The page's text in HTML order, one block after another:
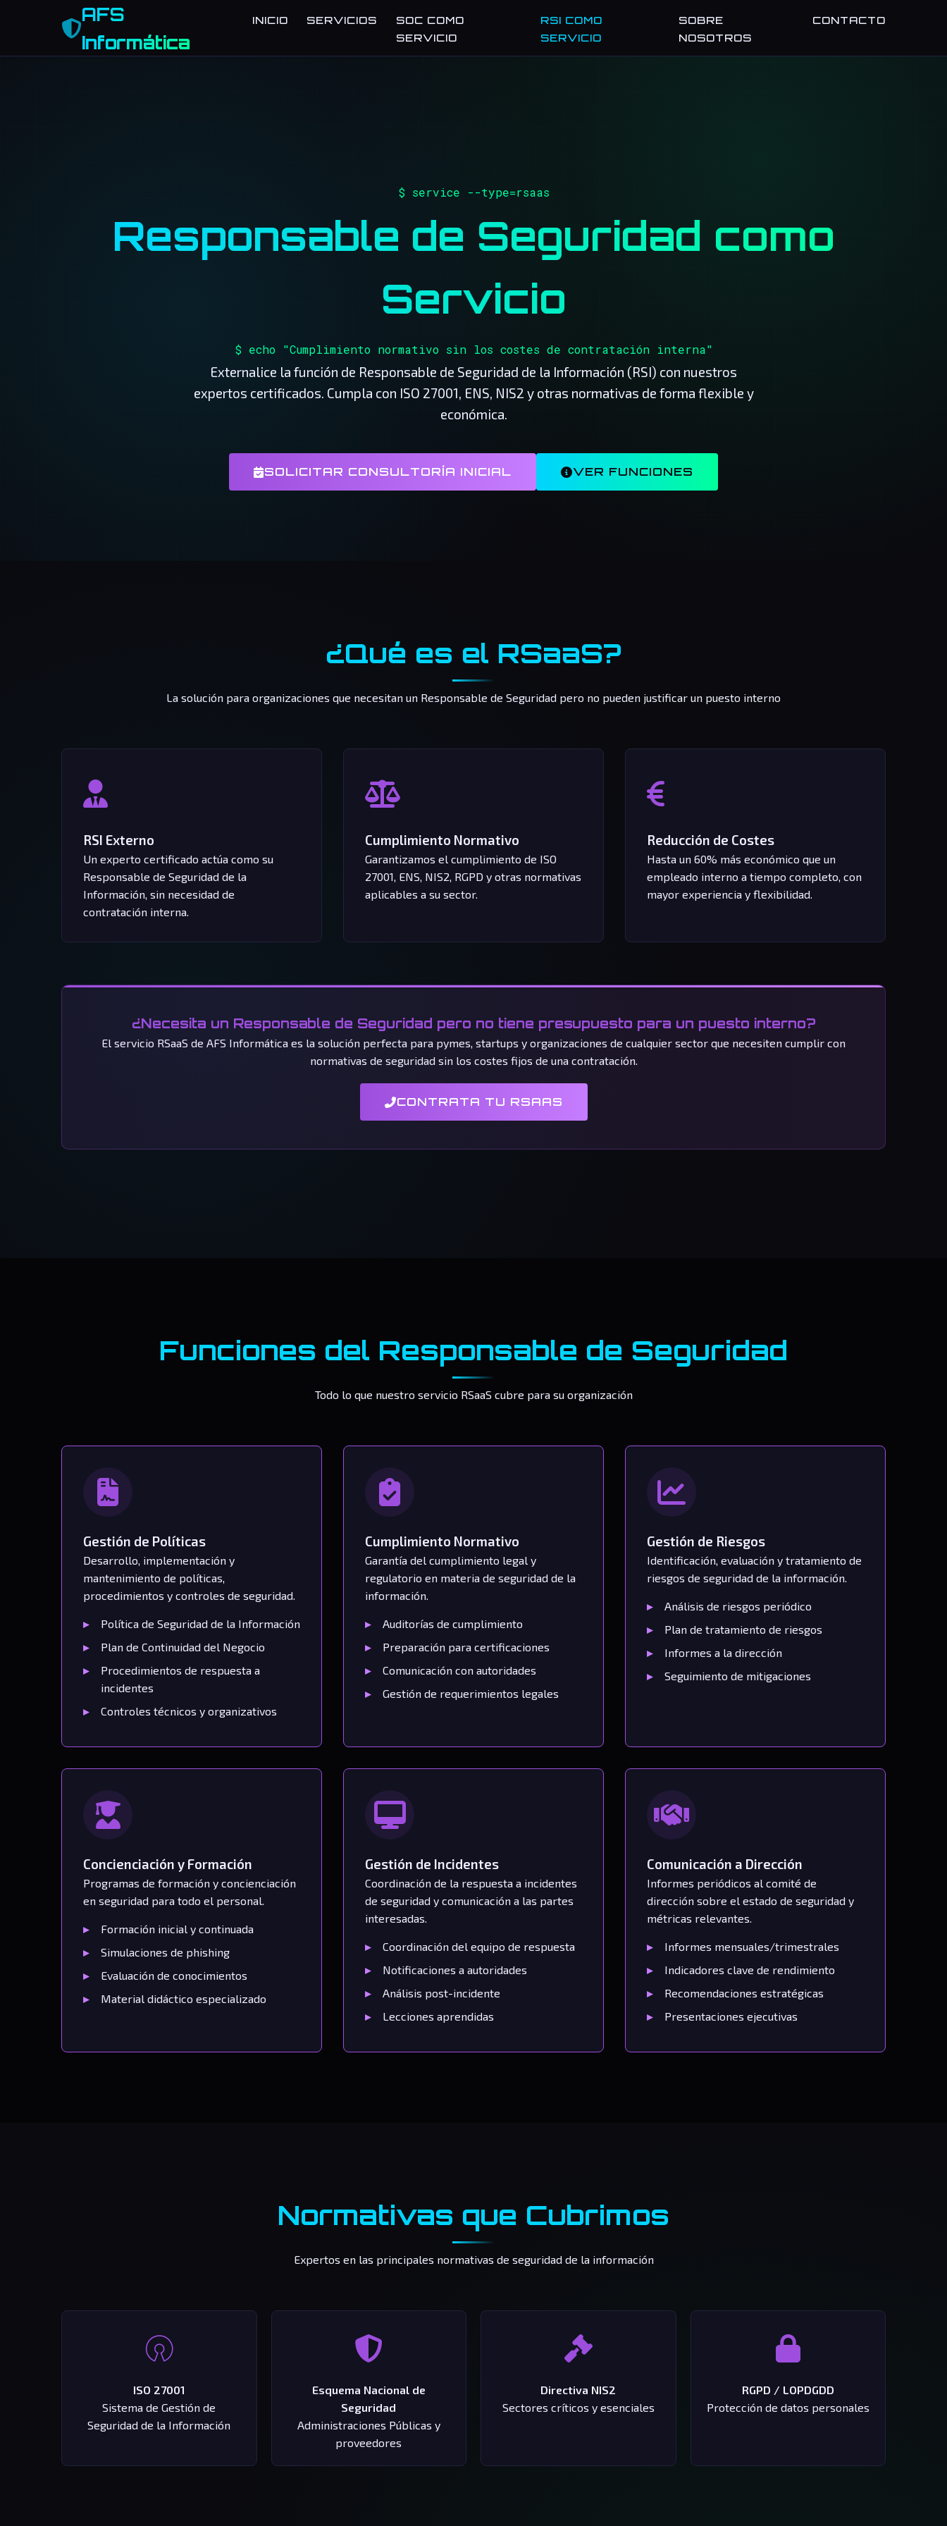
AFS
Informática
INICIO SERVICIOS
SOC COMO
SERVICIO
RSI COMO
SERVICIO
SOBRE
NOSOTROS
CONTACTO
$ service --type=rsaas
Responsable de Seguridad como
Servicio
$ echo "Cumplimiento normativo sin los costes de contratación interna"
Externalice la función de Responsable de Seguridad de la Información (RSI) con nuestros
expertos certificados. Cumpla con ISO 27001, ENS, NIS2 y otras normativas de forma flexible y
económica.
SOLICITAR CONSULTORÍA INICIAL VER FUNCIONES
¿Qué es el RSaaS?
La solución para organizaciones que necesitan un Responsable de Seguridad pero no pueden justificar un puesto interno
RSI Externo
Un experto certificado actúa como su
Responsable de Seguridad de la
Información, sin necesidad de
contratación interna.
Cumplimiento Normativo
Garantizamos el cumplimiento de ISO
27001, ENS, NIS2, RGPD y otras normativas
aplicables a su sector.
Reducción de Costes
Hasta un 60% más económico que un
empleado interno a tiempo completo, con
mayor experiencia y flexibilidad.
¿Necesita un Responsable de Seguridad pero no tiene presupuesto para un puesto interno?
El servicio RSaaS de AFS Informática es la solución perfecta para pymes, startups y organizaciones de cualquier sector que necesiten cumplir con
normativas de seguridad sin los costes fijos de una contratación.
CONTRATA TU RSAAS
Funciones del Responsable de Seguridad
Todo lo que nuestro servicio RSaaS cubre para su organización
Gestión de Políticas
Desarrollo, implementación y
mantenimiento de políticas,
procedimientos y controles de seguridad.
Política de Seguridad de la Información
Plan de Continuidad del Negocio
Procedimientos de respuesta a
incidentes
Controles técnicos y organizativos
Cumplimiento Normativo
Garantía del cumplimiento legal y
regulatorio en materia de seguridad de la
información.
Auditorías de cumplimiento
Preparación para certificaciones
Comunicación con autoridades
Gestión de requerimientos legales
Gestión de Riesgos
Identificación, evaluación y tratamiento de
riesgos de seguridad de la información.
Análisis de riesgos periódico
Plan de tratamiento de riesgos
Informes a la dirección
Seguimiento de mitigaciones
Concienciación y Formación
Programas de formación y concienciación
en seguridad para todo el personal.
Formación inicial y continuada
Simulaciones de phishing
Evaluación de conocimientos
Material didáctico especializado
Gestión de Incidentes
Coordinación de la respuesta a incidentes
de seguridad y comunicación a las partes
interesadas.
Coordinación del equipo de respuesta
Notificaciones a autoridades
Análisis post-incidente
Lecciones aprendidas
Comunicación a Dirección
Informes periódicos al comité de
dirección sobre el estado de seguridad y
métricas relevantes.
Informes mensuales/trimestrales
Indicadores clave de rendimiento
Recomendaciones estratégicas
Presentaciones ejecutivas
Normativas que Cubrimos
Expertos en las principales normativas de seguridad de la información
ISO 27001
Sistema de Gestión de
Seguridad de la Información
Esquema Nacional de
Seguridad
Administraciones Públicas y
proveedores
Directiva NIS2
Sectores críticos y esenciales
RGPD / LOPDGDD
Protección de datos personales